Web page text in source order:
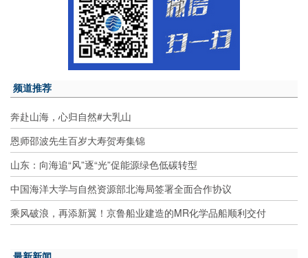
频道推荐
奔赴山海，心归自然#大乳山
恩师邵波先生百岁大寿贺寿集锦
山东：向海追“风”逐“光”促能源绿色低碳转型
中国海洋大学与自然资源部北海局签署全面合作协议
乘风破浪，再添新翼！京鲁船业建造的MR化学品船顺利交付